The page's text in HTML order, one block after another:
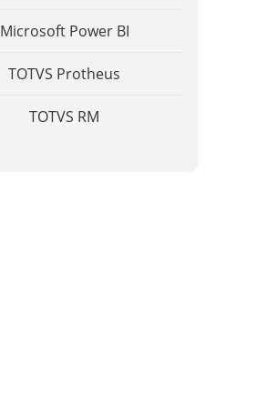
Microsoft Power BI
TOTVS Protheus
TOTVS RM